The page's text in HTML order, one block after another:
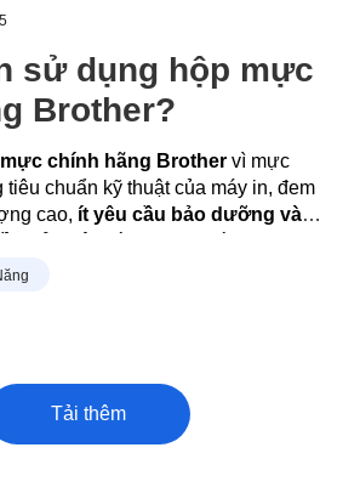
sử dụng hộp mực
Brother?
chính hãng Brother vì mực
chuẩn kỹ thuật của máy in, đem
cao, ít yêu cầu bảo dưỡng và
bền bỉ, bảo vệ linh kiện bên trong và